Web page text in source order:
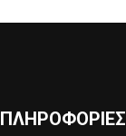
ΠΛΗΡΟΦΟΡΙΕΣ